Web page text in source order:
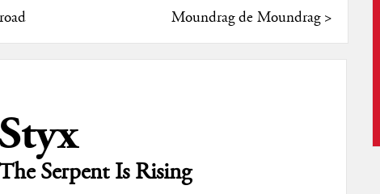
Moundrag de Moundrag>
Serpent Is Rising